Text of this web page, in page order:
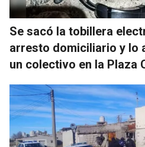
Se sacó la tobillera
arresto domiciliario y lo
un colectivo en la Plaza